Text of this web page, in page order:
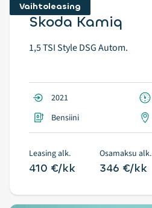
Vaihtoleasing
Skoda Kamiq
1,5 TSI Style DSG Autom.
2021
Bensiini
Leasing alk.
410 €/kk
Osamaksu alk.
346 €/kk